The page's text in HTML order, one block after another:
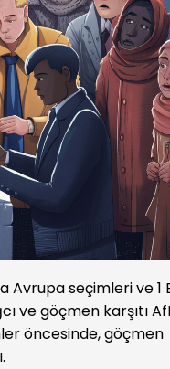
Avrupa seçimleri ve 1
ve göçmen karşıtı
öncesinde, göçmen